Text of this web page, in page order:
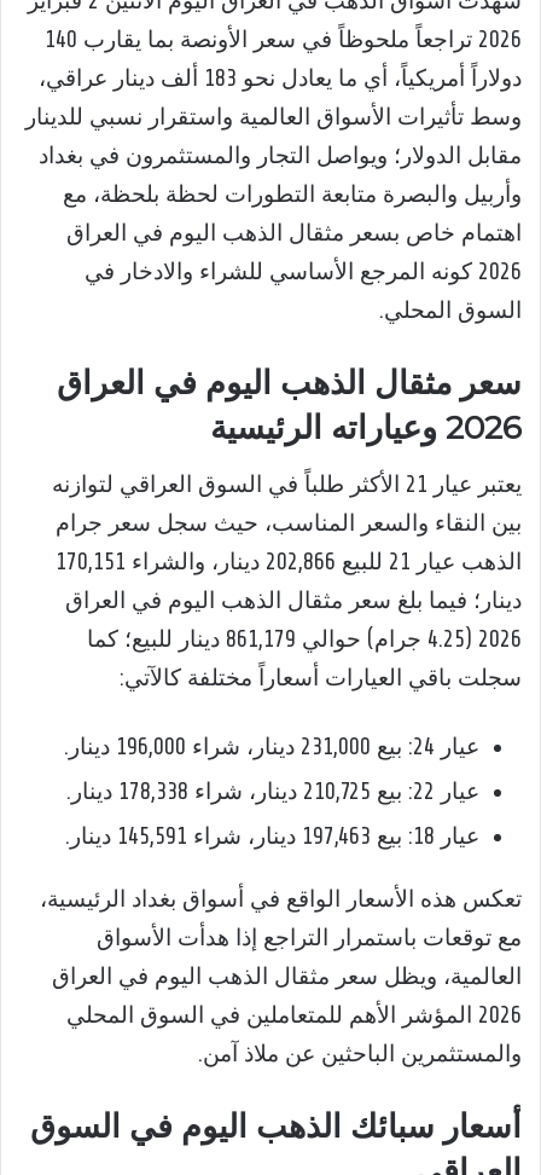
2026 تراجعاً ملحوظاً في سعر الأونصة بما يقارب 140
دولاراً أمريكياً، أي ما يعادل نحو 183 ألف دينار عراقي،
وسط تأثيرات الأسواق العالمية واستقرار نسبي للدينار
مقابل الدولار؛ ويواصل التجار والمستثمرون في بغداد
وأربيل والبصرة متابعة التطورات لحظة بلحظة، مع
اهتمام خاص بسعر مثقال الذهب اليوم في العراق
2026 كونه المرجع الأساسي للشراء والادخار في
السوق المحلي.
سعر مثقال الذهب اليوم في العراق
2026 وعياراته الرئيسية
يعتبر عيار 21 الأكثر طلباً في السوق العراقي لتوازنه
بين النقاء والسعر المناسب، حيث سجل سعر جرام
الذهب عيار 21 للبيع 202,866 دينار، والشراء 170,151
دينار؛ فيما بلغ سعر مثقال الذهب اليوم في العراق
2026 (4.25 جرام) حوالي 861,179 دينار للبيع؛ كما
سجلت باقي العيارات أسعاراً مختلفة كالآتي:
عيار 24: بيع 231,000 دينار، شراء 196,000 دينار.
عيار 22: بيع 210,725 دينار، شراء 178,338 دينار.
عيار 18: بيع 197,463 دينار، شراء 145,591 دينار.
تعكس هذه الأسعار الواقع في أسواق بغداد الرئيسية،
مع توقعات باستمرار التراجع إذا هدأت الأسواق
العالمية، ويظل سعر مثقال الذهب اليوم في العراق
2026 المؤشر الأهم للمتعاملين في السوق المحلي
والمستثمرين الباحثين عن ملاذ آمن.
أسعار سبائك الذهب اليوم في السوق